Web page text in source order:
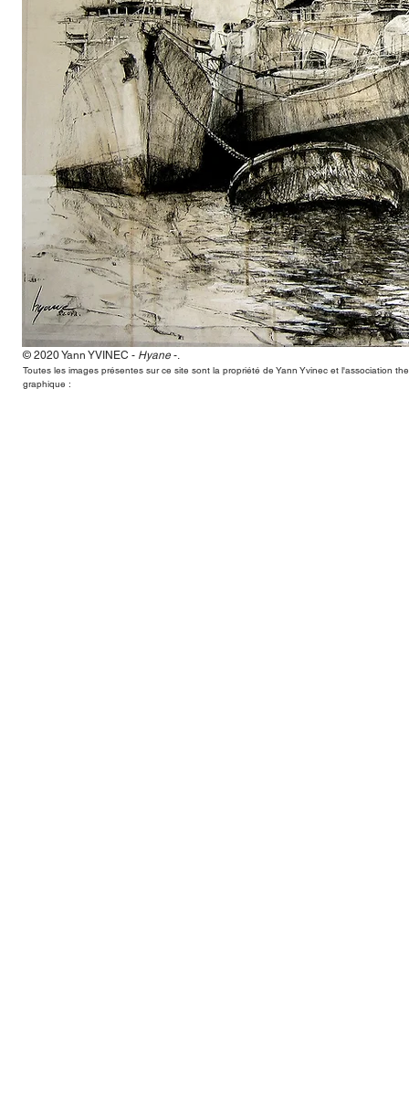
Hyane,Yann Yvinec,plasticien, sculpteur, toulouse, dessins,
© 2020 Yann YVINEC - Hyane -.
Toutes les images présentes sur ce site sont la propriété de Yann Yvinec et l'association
graphique :